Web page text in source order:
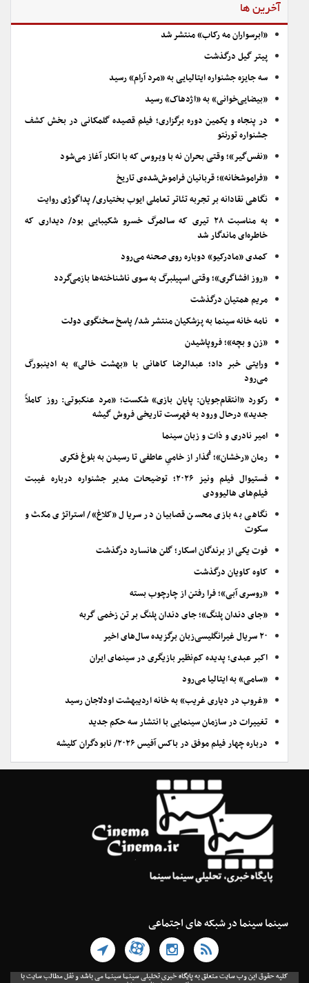
آخرین ها
«ابرسواران مه رکاب» منتشر شد
پیتر گیل درگذشت
سه جایزه جشنواره ایتالیایی به «مرد آرام» رسید
«بیضایی‌خوانی» به «اژدهاک» رسید
در پنجاه و یکمین دوره برگزاری؛ فیلم قصیده گلمکانی در بخش کشف
جشنواره تورنتو
«نفس‌گیر»؛ وقتی بحران نه با ویروس که با انکار آغاز می‌شود
«فراموشخانه»؛ قربانیان فراموش‌شده‌ی تاریخ
نگاهی نقادانه بر تجربه تئاتر تعاملی ایوب بختیاری/ پداگوژی روایت
به مناسبت ۲۸ تیری که سالمرگ خسرو شکیبایی بود/ دیداری که
خاطره‌ای ماندگار شد
کمدی «مادرکیو» دوباره روی صحنه می‌رود
«روز افشاگری»؛ وقتی اسپیلبرگ به سوی ناشناخته‌ها بازمی‌گردد
مریم همتیان درگذشت
نامه خانه سینما به پزشکیان منتشر شد/ پاسخ سخنگوی دولت
«زن و بچه»؛ فروپاشیدن
ورایتی خبر داد؛ عبدالرضا کاهانی با «بهشت خالی» به ادینبورگ
می‌رود
رکورد «انتقام‌جویان: پایان بازی» شکست؛ «مرد عنکبوتی: روز کاملاً
جدید» درحال ورود به فهرست تاریخی فروش گیشه
امیر نادری و ذات و زبان سینما
رمان «رخشان»؛ گُذار از خامیِ عاطفی تا رسیدن به بلوغ فکری
فستیوال فیلم ونیز ۲۰۲۶؛ توضیحات مدیر جشنواره درباره غیبت
فیلم‌های هالیوودی
نگاهی به بازی محسن قصابیان در سریال «کلاغ»/ استراتژی مکث و
سکوت
فوت یکی از برندگان اسکار؛ گلن هانسارد درگذشت
کاوه کاویان درگذشت
«روسری آبی»؛ فرا رفتن از چارچوب بسته
«جای دندان پلنگ»؛ جای دندان پلنگ بر تن زخمی گربه
۲۰ سریال غیرانگلیسی‌زبان برگزیده سال‌های اخیر
اکبر عبدی؛ پدیده کم‌نظیر بازیگری در سینمای ایران
«سامی» به ایتالیا می‌رود
«غروب در دیاری غریب» به خانه اردیبهشت اودلاجان رسید
تغییرات در سازمان سینمایی با انتشار سه حکم جدید
درباره چهار فیلم موفق در باکس آفیس ۲۰۲۶/ نابودگران کلیشه
سینما سینما در شبکه های اجتماعی
کلیه حقوق این وب سایت متعلق به پایگاه خبری تحلیلی سینما سینما می باشد و نقل مطالب سایت با